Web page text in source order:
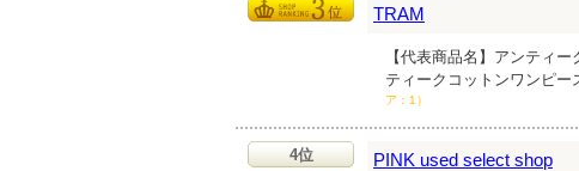
TRAM
【代表商品名】アンティ
ティークコットンワンピー
ア：1）
4位 PINK used select shop